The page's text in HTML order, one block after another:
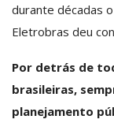
durante décadas
Eletrobras deu
Por detrás de
brasileiras,
planejamento